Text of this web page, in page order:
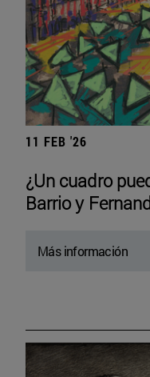
11 FEB '26
¿Un cuadro
Barrio y
Más información